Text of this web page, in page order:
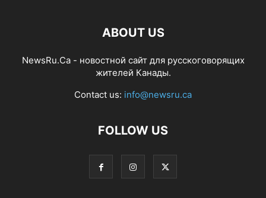
ABOUT US
NewsRu.Ca - новостной сайт для русскоговорящих
жителей Канады.
Contact us: info@newsru.ca
FOLLOW US